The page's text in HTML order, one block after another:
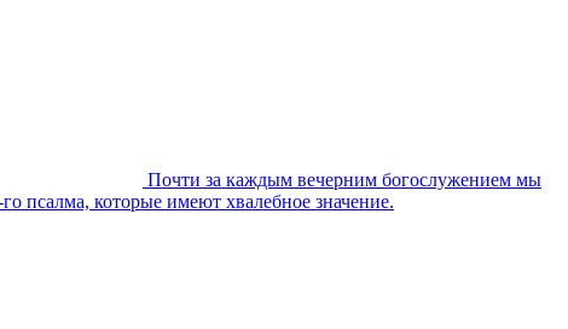
Почти за каждым вечерним богослужением мы
псалма, которые имеют хвалебное значение.